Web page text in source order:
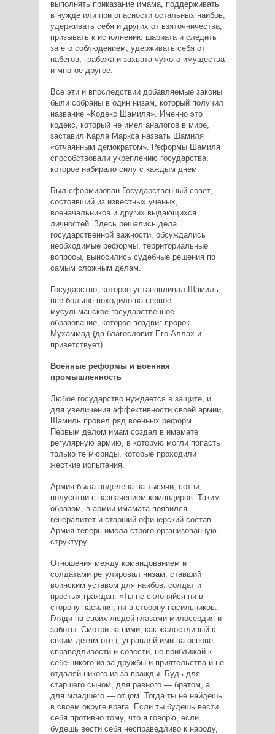
выполнять приказание имама, поддерживать
в нужде или при опасности остальных наибов,
удерживать себя и других от взяточничества,
призывать к исполнению шариата и следить
за его соблюдением, удерживать себя от
набегов, грабежа и захвата чужого имущества
и многое другое.
Все эти и впоследствии добавляемые законы
были собраны в один низам, который получил
название «Кодекс Шамиля». Именно это
кодекс, который не имел аналогов в мире,
заставил Карла Маркса назвать Шамиля
«отчаянным демократом». Реформы Шамиля
способствовали укреплению государства,
которое набирало силу с каждым днем.
Был сформирован Государственный совет,
состоявший из известных ученых,
военачальников и других выдающихся
личностей. Здесь решались дела
государственной важности, обсуждались
необходимые реформы, территориальные
вопросы, выносились судебные решения по
самым сложным делам.
Государство, которое устанавливал Шамиль,
все больше походило на первое
мусульманское государственное
образование, которое воздвиг пророк
Мухаммад (да благословит Его Аллах и
приветствует).
Военные реформы и военная
промышленность
Любое государство нуждается в защите, и
для увеличения эффективности своей армии,
Шамиль провел ряд военных реформ.
Первым делом имам создал в имамате
регулярную армию, в которую могли попасть
только те мюриды, которые проходили
жесткие испытания.
Армия была поделена на тысячи, сотни,
полусотни с назначением командиров. Таким
образом, в армии имамата появился
генералитет и старший офицерский состав.
Армия теперь имела строго организованную
структуру.
Отношения между командованием и
солдатами регулировал низам, ставший
воинским уставом для наибов, солдат и
простых граждан: «Ты не склоняйся ни в
сторону насилия, ни в сторону насильников.
Гляди на своих людей глазами милосердия и
заботы. Смотри за ними, как жалостливый к
своим детям отец, управляй ими на основе
справедливости и совести, не приближай к
себе никого из-за дружбы и приятельства и не
отдаляй никого из-за вражды. Будь для
старшего сыном, для равного — братом, а
для младшего — отцом. Тогда ты не найдешь
в своем округе врага. Если ты будешь вести
себя противно тому, что я говорю, если
будешь вести себя несправедливо к народу,